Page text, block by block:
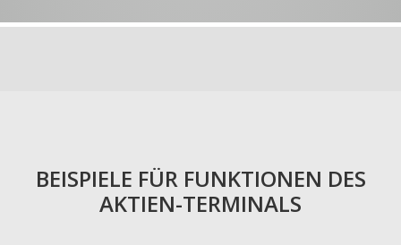
BEISPIELE FÜR FUNKTIONEN DES
AKTIEN-TERMINALS